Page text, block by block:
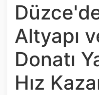
İnstagram
Twitter
Google Play
App Store
Altyapı
Donatı
Hız